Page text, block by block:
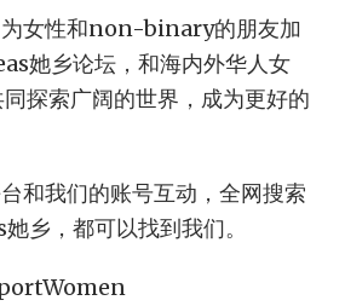
为女性和non-binary的朋友加
她乡论坛，和海内外华人女
探索广阔的世界，成为更好的
和我们的账号互动，全网搜索
乡，都可以找到我们。